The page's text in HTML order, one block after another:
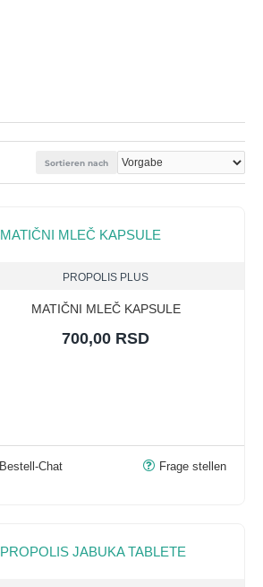
Sortieren nach
PROPOLIS PLUS
MATIČNI MLEČ KAPSULE
700,00 RSD
Bestell-Chat Frage stellen